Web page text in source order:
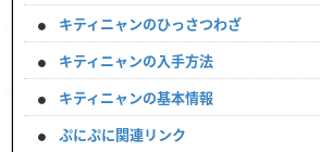
キティニャンのひっさつわざ
キティニャンの入手方法
キティニャンの基本情報
ぷにぷに関連リンク